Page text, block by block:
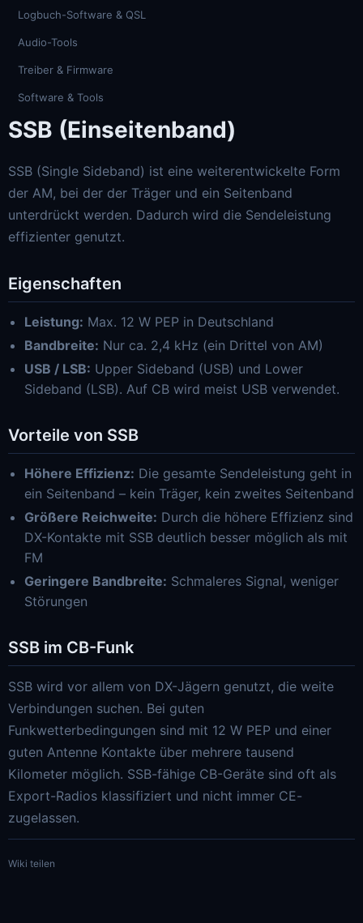
Logbuch-Software & QSL
Audio-Tools
Treiber & Firmware
Software & Tools
SSB (Einseitenband)
SSB (Single Sideband) ist eine weiterentwickelte Form
der AM, bei der der Träger und ein Seitenband
unterdrückt werden. Dadurch wird die Sendeleistung
effizienter genutzt.
Eigenschaften
Leistung: Max. 12 W PEP in Deutschland
Bandbreite: Nur ca. 2,4 kHz (ein Drittel von AM)
USB / LSB: Upper Sideband (USB) und Lower
Sideband (LSB). Auf CB wird meist USB verwendet.
Vorteile von SSB
Höhere Effizienz: Die gesamte Sendeleistung geht in
ein Seitenband – kein Träger, kein zweites Seitenband
Größere Reichweite: Durch die höhere Effizienz sind
DX-Kontakte mit SSB deutlich besser möglich als mit
FM
Geringere Bandbreite: Schmaleres Signal, weniger
Störungen
SSB im CB-Funk
SSB wird vor allem von DX-Jägern genutzt, die weite
Verbindungen suchen. Bei guten
Funkwetterbedingungen sind mit 12 W PEP und einer
guten Antenne Kontakte über mehrere tausend
Kilometer möglich. SSB-fähige CB-Geräte sind oft als
Export-Radios klassifiziert und nicht immer CE-
zugelassen.
Wiki teilen